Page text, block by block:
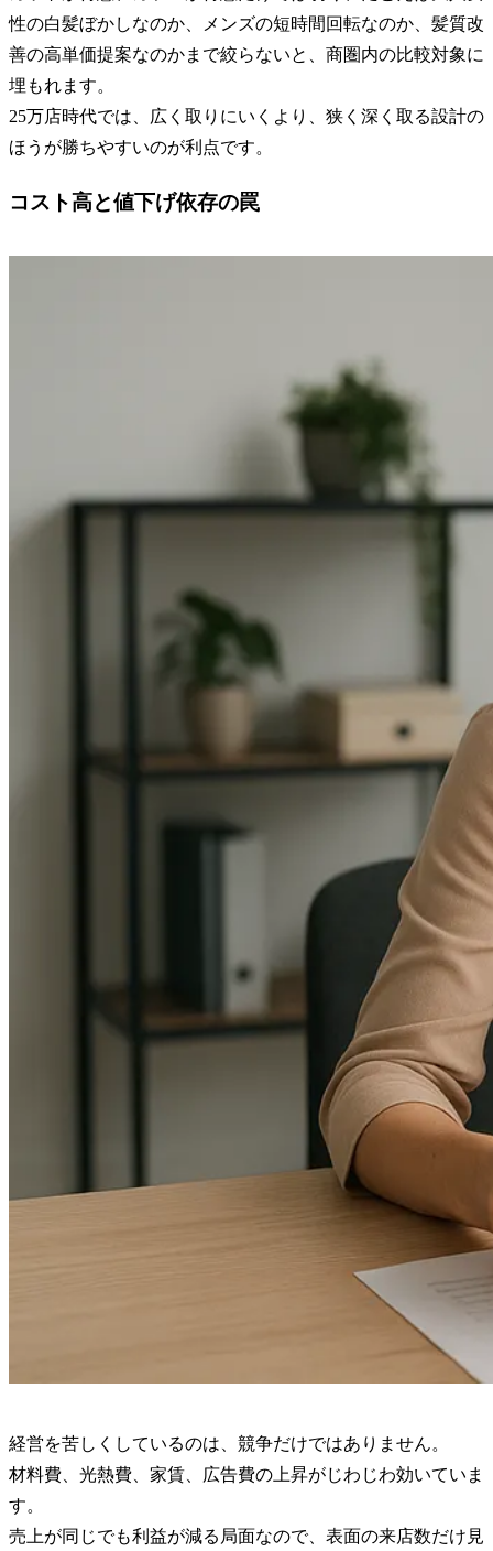
性の白髪ぼかしなのか、メンズの短時間回転なのか、髪質改
善の高単価提案なのかまで絞らないと、商圏内の比較対象に
埋もれます。
25万店時代では、広く取りにいくより、狭く深く取る設計の
ほうが勝ちやすいのが利点です。
コスト高と値下げ依存の罠
経営を苦しくしているのは、競争だけではありません。
材料費、光熱費、家賃、広告費の上昇がじわじわ効いていま
す。
売上が同じでも利益が減る局面なので、表面の来店数だけ見